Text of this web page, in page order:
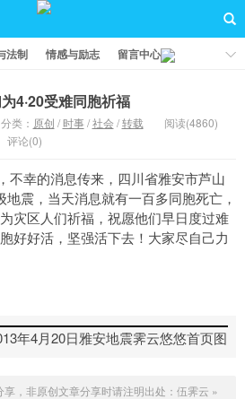
法制 情感与励志 留言中心
4·20受难同胞祈福
分类： 原创 /时事/社会/转载
阅读(4860)
评论(0)
不幸的消息传来，四川省雅安市芦山
震，当天消息就有一百多同胞死亡，
灾区人们祈福，祝愿他们早日度过难
好好活，坚强活下去！大家尽自己力
年4月20日雅安地震霁云悠悠首页图
，非原创文章分享时请注明出处： 伍霁云 »